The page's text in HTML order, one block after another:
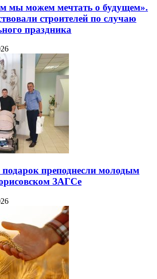
мы можем мечтать о будущем».
строителей по случаю
праздника
преподнесли молодым
ЗАГСе